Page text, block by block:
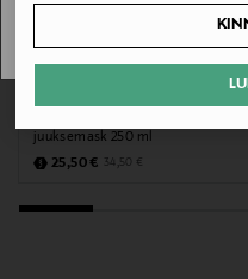
150 ml
MYSTOCKMANN EELIS 26%
juuksemask 250 ml
Discounted Price
25,50 € Original Price
34,50 €